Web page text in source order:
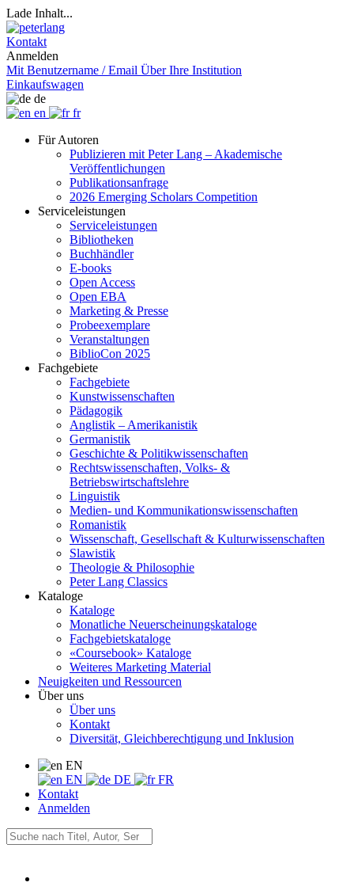
Lade Inhalt...
Kontakt
Anmelden
Mit Benutzername / Email Über Ihre Institution
Einkaufswagen
de
en
fr
Für Autoren
Publizieren mit Peter Lang – Akademische
Veröffentlichungen
Publikationsanfrage
2026 Emerging Scholars Competition
Serviceleistungen
Serviceleistungen
Bibliotheken
Buchhändler
E-books
Open Access
Open EBA
Marketing & Presse
Probeexemplare
Veranstaltungen
BiblioCon 2025
Fachgebiete
Fachgebiete
Kunstwissenschaften
Pädagogik
Anglistik – Amerikanistik
Germanistik
Geschichte & Politikwissenschaften
Rechtswissenschaften, Volks- &
Betriebswirtschaftslehre
Linguistik
Medien- und Kommunikationswissenschaften
Romanistik
Wissenschaft, Gesellschaft & Kulturwissenschaften
Slawistik
Theologie & Philosophie
Peter Lang Classics
Kataloge
Kataloge
Monatliche Neuerscheinungskataloge
Fachgebietskataloge
«Coursebook» Kataloge
Weiteres Marketing Material
Neuigkeiten und Ressourcen
Über uns
Über uns
Kontakt
Diversität, Gleichberechtigung und Inklusion
EN
EN
DE
FR
Kontakt
Anmelden